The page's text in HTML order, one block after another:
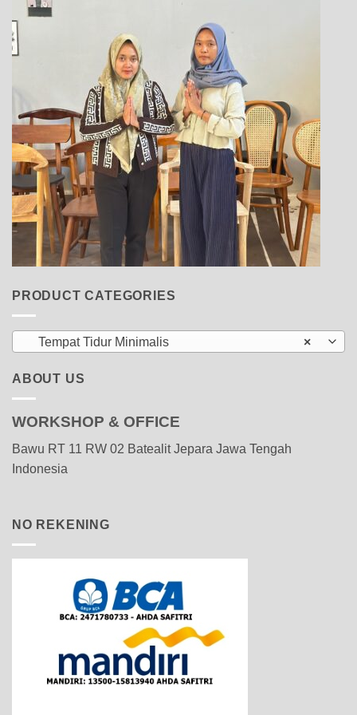
PRODUCT CATEGORIES
×
Tempat Tidur Minimalis
ABOUT US
WORKSHOP & OFFICE
Bawu RT 11 RW 02 Batealit Jepara Jawa Tengah
Indonesia
NO REKENING